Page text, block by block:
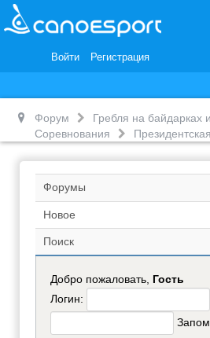
Войти Регистрация
Награды и Благодарности
Форум
Гребля на байдарках
Соревнования
Форумы
Новое
Поиск
Добро пожаловать, Гость
Логин: